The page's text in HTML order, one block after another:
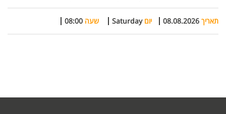
תאריך 08.08.2026 יוםSaturday שעה 08:00